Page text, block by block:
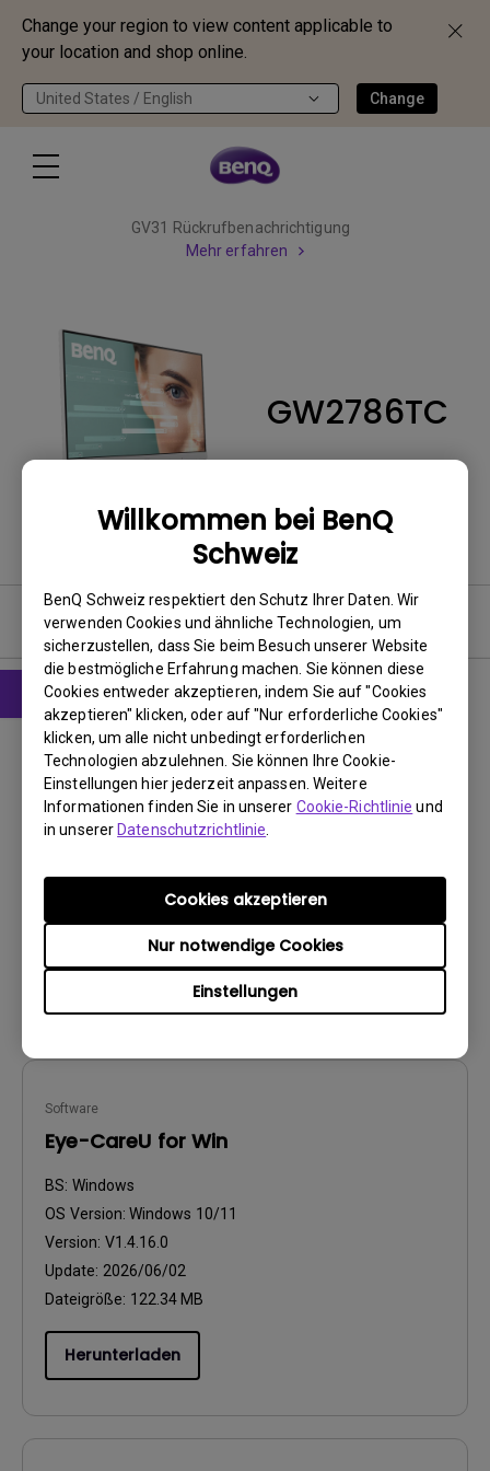
Change your region to view content applicable to
your location and shop online.
United States / English Change
Willkommen bei BenQ
Schweiz
BenQ Schweiz respektiert den Schutz Ihrer Daten. Wir
verwenden Cookies und ähnliche Technologien, um
sicherzustellen, dass Sie beim Besuch unserer Website
die bestmögliche Erfahrung machen. Sie können diese
Cookies entweder akzeptieren, indem Sie auf "Cookies
akzeptieren" klicken, oder auf "Nur erforderliche Cookies"
klicken, um alle nicht unbedingt erforderlichen
Technologien abzulehnen. Sie können Ihre Cookie-
Einstellungen hier jederzeit anpassen. Weitere
Informationen finden Sie in unserer Cookie-Richtlinie und
in unsererDatenschutzrichtlinie
Einstellungen
Nur notwendige Cookies
Cookies akzeptieren
GV31 Rückrufbenachrichtigung
Mehr erfahren
GW2786TC
Software & Driver
Software
Eye-CareU for Mac
BS:Mac
OS Version:Mac 13 or later
2026/06/02
Dateigröße:
Herunterladen
Software
Eye-CareU for Win
BS: Windows
OS Version: Windows 10/11
Version: V1.4.16.0
Update: 2026/06/02
Dateigröße: 122.34 MB
Herunterladen